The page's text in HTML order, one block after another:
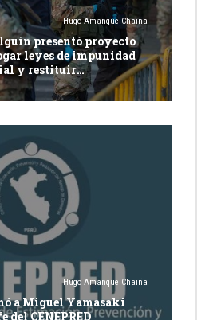
Hugo Amanque Chaiña
presentó proyecto
leyes de impunidad
y restituir
justicia ordinaria
Hugo Amanque Chaiña
a Miguel Yamasaki
del CENEPRED